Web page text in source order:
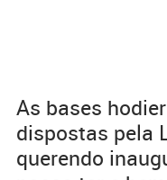
As bases
dispostas pela
querendo